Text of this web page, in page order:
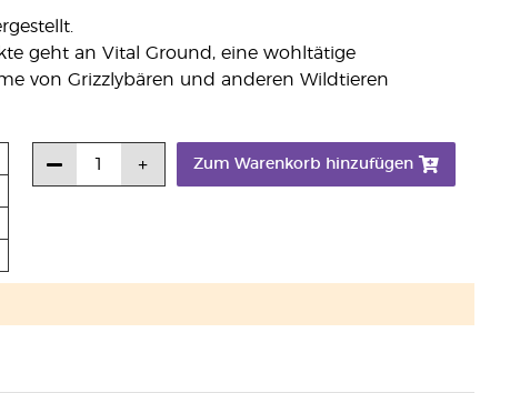
geht an Vital Ground, eine wohltätige
von Grizzlybären und anderen Wildtieren
Zum Warenkorb hinzufügen